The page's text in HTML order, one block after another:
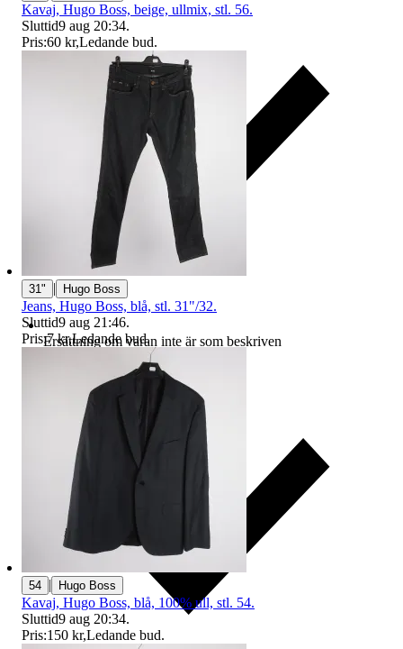
Ersättning om varan inte är som beskriven
Kavaj, Hugo Boss, beige, ullmix, stl. 56.
Sluttid9 aug 20:34.
Pris:60 kr,Ledande bud.
31" | Hugo Boss
Jeans, Hugo Boss, blå, stl. 31"/32.
Sluttid9 aug 21:46.
Pris:7 kr,Ledande bud.
54 | Hugo Boss
Kavaj, Hugo Boss, blå, 100% ull, stl. 54.
Sluttid9 aug 20:34.
Pris:150 kr,Ledande bud.